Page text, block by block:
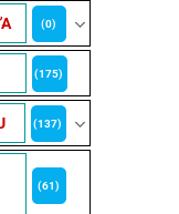
(0)
(175)
(137)
(61)